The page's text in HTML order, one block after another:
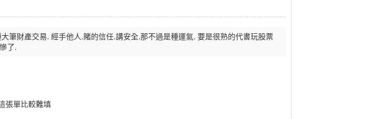
筆財產交易. 經手他人.賭的信任.講安全.那不過是種運氣. 要是很熟的代書玩股票
了.
張單比較難填